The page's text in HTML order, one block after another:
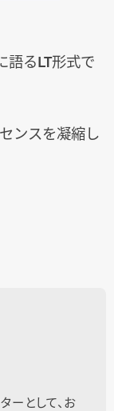
語るLT形式で
ンスを凝縮し
ーとして、お